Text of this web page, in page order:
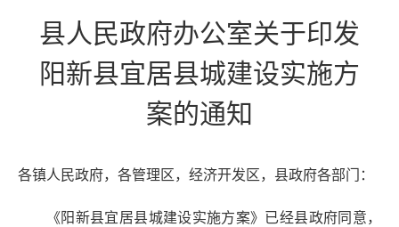
县人民政府办公室关于印发
阳新县宜居县城建设实施方
案的通知
各镇人民政府，各管理区，经济开发区，县政府各部门：
《阳新县宜居县城建设实施方案》已经县政府同意，